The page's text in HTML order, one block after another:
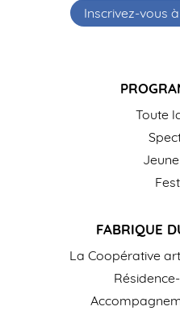
Inscrivez-vous
Toute
FABRIQUE
La Coopérative